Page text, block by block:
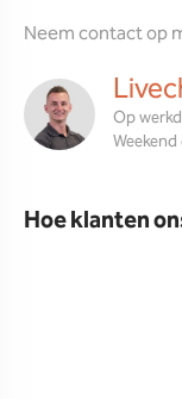
Neem contact op
Op
Hoe klanten